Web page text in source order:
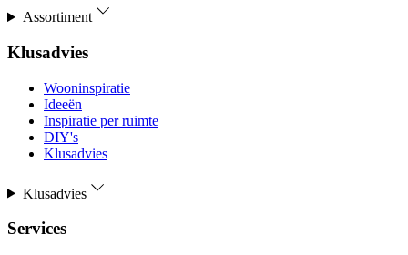
Assortiment
Klusadvies
Wooninspiratie
Ideeën
Inspiratie per ruimte
DIY's
Klusadvies
Klusadvies
Services